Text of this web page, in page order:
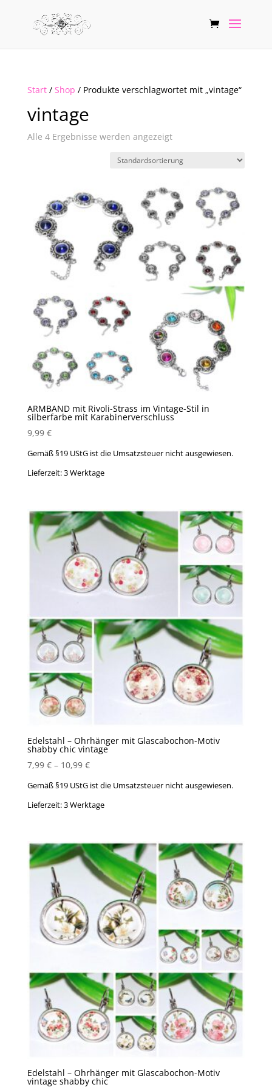
Start/ Shop / Produkte verschlagwortet mit „vintage“
vintage
Alle 4 Ergebnisse werden angezeigt
ARMBAND mit Rivoli-Strass im Vintage-Stil in
silberfarbe mit Karabinerverschluss
9,99 €
Gemäß §19 UStG ist die Umsatzsteuer nicht ausgewiesen.
Lieferzeit:3 Werktage
Edelstahl – Ohrhänger mit Glascabochon-Motiv
shabby chic vintage
7,99 €– 10,99 €
Gemäß §19 UStG ist die Umsatzsteuer nicht ausgewiesen.
Lieferzeit:3 Werktage
Edelstahl – Ohrhänger mit Glascabochon-Motiv
vintage shabby chic